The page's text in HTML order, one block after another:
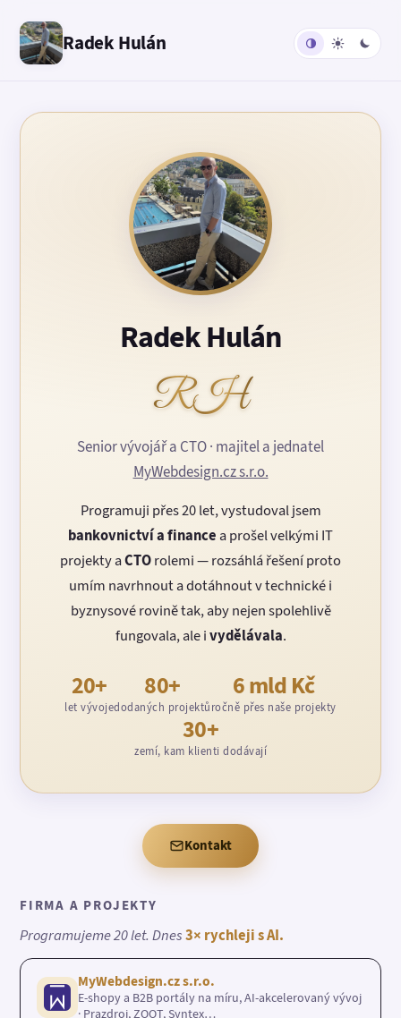
Radek Hulán
Radek Hulán
RH
Senior vývojář a CTO · majitel a jednatel
MyWebdesign.cz s.r.o.
Programuji přes 20 let, vystudoval jsem
bankovnictví a finance a prošel velkými IT
projekty aCTOrolemi — rozsáhlá řešení proto
umím navrhnout a dotáhnout v technické i
byznysové rovině tak, aby nejen spolehlivě
fungovala, ale ivydělávala.
20+
let vývoje
80+
dodaných projektů
6 mld Kč
ročně přes naše projekty
30+
zemí, kam klienti dodávají
Kontakt
FIRMA A PROJEKTY
Programujeme 20 let. Dnes3× rychleji s AI.
MyWebdesign.cz s.r.o.
E-shopy a B2B portály na míru, AI-akcelerovaný vývoj
· Prazdroj, ZOOT, Syntex…